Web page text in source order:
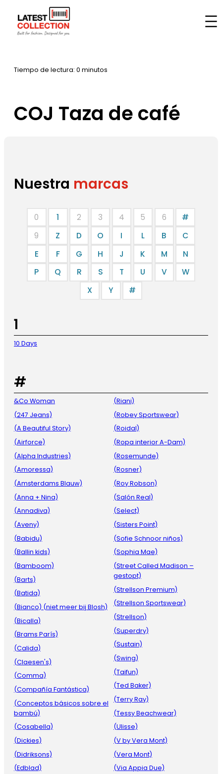
contenido
Inicio– Marcas–
Tiempo de lectura: 0 minutos
COJ Taza de café
Nuestra marcas
0 1 2 3 4 5 6
#
9
Z D O I L B
C
E
F G H J K M
N
P
Q R S T U V
W
X
Y #
1
10 Days
#
&Co Woman
(247 Jeans)
(A Beautiful Story)
(Airforce)
(Alpha Industries)
(Amoressa)
(Amsterdams Blauw)
(Anna + Nina)
(Annadiva)
(Aveny)
(Babidu)
(Ballin kids)
(Bamboom)
(Barts)
(Batida)
(Bianco) (niet meer bij Blosh)
(Bicalla)
(Brams París)
(Calida)
(Claesen's)
(Comma)
(Compañía Fantástica)
(Conceptos básicos sobre el
bambú)
(Cosabella)
(Dickies)
(Didriksons)
(Edblad)
(Riani)
(Robey Sportswear)
(Roidal)
(Ropa interior A-Dam)
(Rosemunde)
(Rosner)
(Roy Robson)
(Salón Real)
(Select)
(Sisters Point)
(Sofie Schnoor niños)
(Sophia Mae)
(Street Called Madison –
gestopt)
(Strellson Premium)
(Strellson Sportswear)
(Strellson)
(Superdry)
(Sustain)
(Swing)
(Taifun)
(Ted Baker)
(Terry Ray)
(Tessy Beachwear)
(Ulisse)
(V by Vera Mont)
(Vera Mont)
(Via Appia Due)